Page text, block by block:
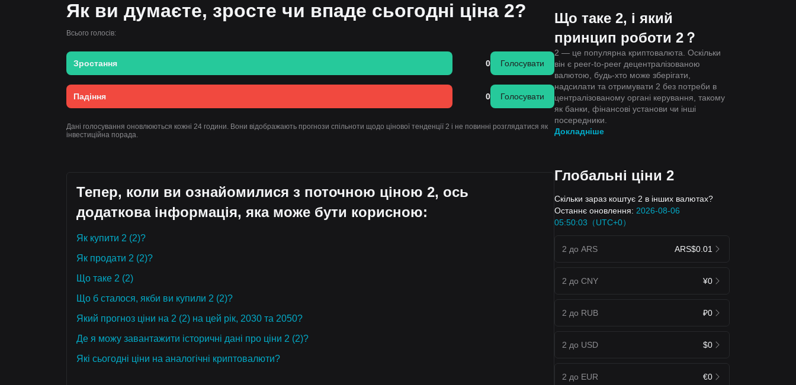
Як ви думаєте, зросте чи впаде сьогодні ціна 2?
Всього голосів:
Зростання 0 Голосувати
Падіння 0 Голосувати
Дані голосування оновлюються кожні 24 години. Вони відображають прогнози спільноти щодо цінової тенденції 2 і не повинні розглядатися як
інвестиційна порада.
Тепер, коли ви ознайомилися з поточною ціною 2, ось
додаткова інформація, яка може бути корисною:
Як купити 2 (2)?
Як продати 2 (2)?
Що таке 2 (2)
Що б сталося, якби ви купили 2 (2)?
Який прогноз ціни на 2 (2) на цей рік, 2030 та 2050?
Де я можу завантажити історичні дані про ціни 2 (2)?
Які сьогодні ціни на аналогічні криптовалюти?
Що таке 2, і який
принцип роботи 2？
2 — це популярна криптовалюта. Оскільки
він є peer-to-peer децентралізованою
валютою, будь-хто може зберігати,
надсилати та отримувати 2 без потреби в
централізованому органі керування, такому
як банки, фінансові установи чи інші
посередники.
Докладніше
Глобальні ціни 2
Скільки зараз коштує 2 в інших валютах?
Останнє оновлення: 2026-08-06
05:50:03（UTC+0）
2 до ARS ARS$0.01
2 до CNY ¥0
2 до RUB ₽0
2 до USD $0
2 до EUR €0